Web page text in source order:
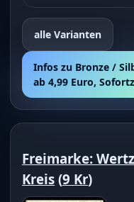
alle Varianten
Infos zu Bronze /
ab 4,99 Euro,
Freimarke:
Kreis (9 Kr)